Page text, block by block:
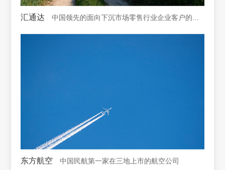
汇通达 中国领先的面向下沉市场零售行业企业客户的交易和服务平台
东方航空 中国民航第一家在三地上市的航空公司